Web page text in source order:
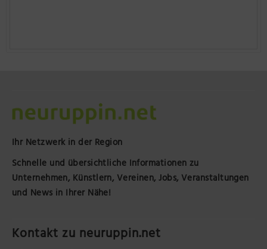
Ihr Netzwerk in der Region
Schnelle und übersichtliche Informationen zu
Unternehmen, Künstlern, Vereinen, Jobs, Veranstaltungen
und News in Ihrer Nähe!
Kontakt zu neuruppin.net